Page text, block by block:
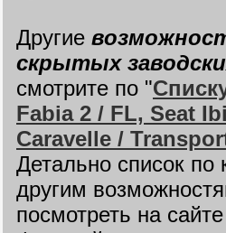
Другие
скрытых
смотрите по "
Fabia 2 / FL, Seat
Caravelle /
Детально список
другим
посмотреть на